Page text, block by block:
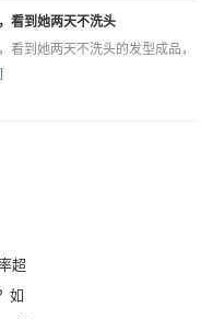
看到她两天不洗头
看到她两天不洗头的发型成品，
超
如